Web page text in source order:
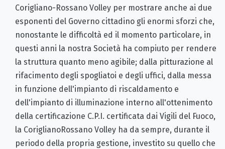
Corigliano-Rossano Volley per mostrare anche ai due
esponenti del Governo cittadino gli enormi sforzi che,
nonostante le difficoltà ed il momento particolare, in
questi anni la nostra Società ha compiuto per rendere
la struttura quanto meno agibile; dalla pitturazione al
rifacimento degli spogliatoi e degli uffici, dalla messa
in funzione dell'impianto di riscaldamento e
dell'impianto di illuminazione interno all'ottenimento
della certificazione C.P.I. certificata dai Vigili del Fuoco,
la CoriglianoRossano Volley ha da sempre, durante il
periodo della propria gestione, investito su quello che